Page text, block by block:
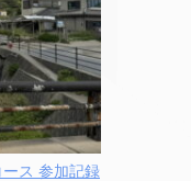
ス 参加記録